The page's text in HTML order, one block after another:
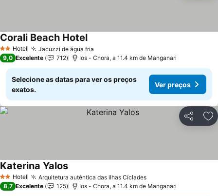
2 Estrelas
Hotel Jacuzzi de água fria
Corali Beach HotelVer preços
9,0 Excelente 712 Ios - Chora, a 11.4 km de Manganari
Selecione as datas para ver os preços
exatos.
Ver preços
Partilhar
2 Estrelas
Hotel Arquitetura autêntica das ilhas CícladesVer preços
Katerina YalosVer preços
8,7 Excelente 125 Ios - Chora, a 11.4 km de Manganari